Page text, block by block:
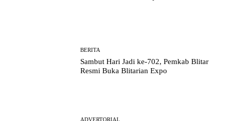
BERITA
Sambut Hari Jadi ke-702, Pemkab Blitar
Resmi Buka Blitarian Expo
ADVERTORIAL